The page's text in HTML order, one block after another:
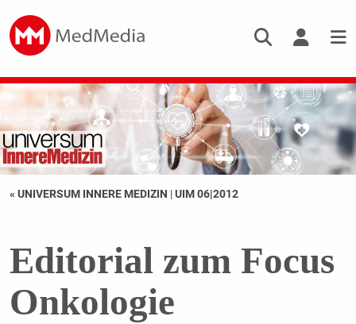
« UNIVERSUM INNERE MEDIZIN |UIM 06|2012
Editorial zum Focus
Onkologie